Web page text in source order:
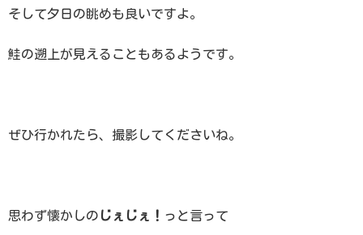
そして夕日の眺めも良いですよ。
鮭の遡上が見えることもあるようです。
ぜひ行かれたら、撮影してくださいね。
思わず懐かしの じぇじぇ！ っと言って